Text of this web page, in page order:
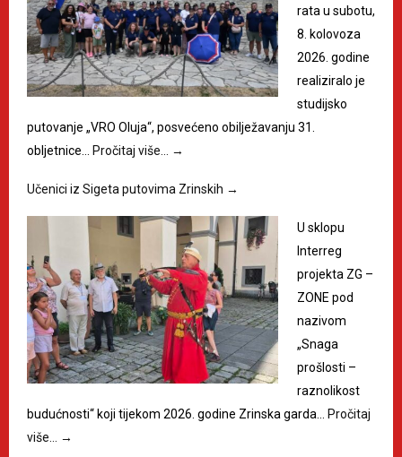
rata u subotu,
8. kolovoza
2026. godine
realiziralo je
studijsko
putovanje „VRO Oluja“, posvećeno obilježavanju 31.
obljetnice… Pročitaj više… →
Učenici iz Sigeta putovima Zrinskih →
U sklopu
Interreg
projekta ZG –
ZONE pod
nazivom
„Snaga
prošlosti –
raznolikost
budućnosti“ koji tijekom 2026. godine Zrinska garda… Pročitaj
više… →